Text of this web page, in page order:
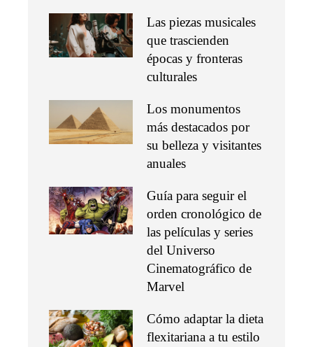
Las piezas musicales
que trascienden
épocas y fronteras
culturales
Los monumentos
más destacados por
su belleza y visitantes
anuales
Guía para seguir el
orden cronológico de
las películas y series
del Universo
Cinematográfico de
Marvel
Cómo adaptar la dieta
flexitariana a tu estilo